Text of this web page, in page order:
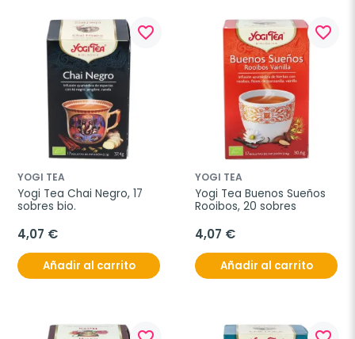
favorite_border
YOGI TEA
Yogi Tea Chai Negro, 17
sobres bio.
4,07 €
Añadir al carrito
favorite_border
YOGI TEA
Yogi Tea Buenos Sueños
Rooibos, 20 sobres
4,07 €
Añadir al carrito